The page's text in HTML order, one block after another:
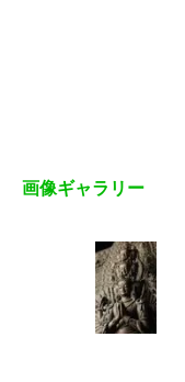
画像ギャラリー